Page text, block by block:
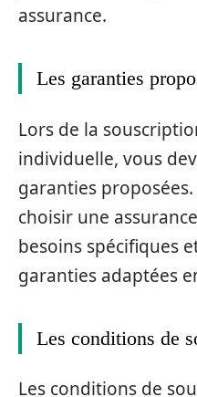
assurance.
Les garanties
Lors de la
individuelle, vous
garanties
choisir une
besoins spécifiques
garanties adaptées
Les conditions de
Les conditions de